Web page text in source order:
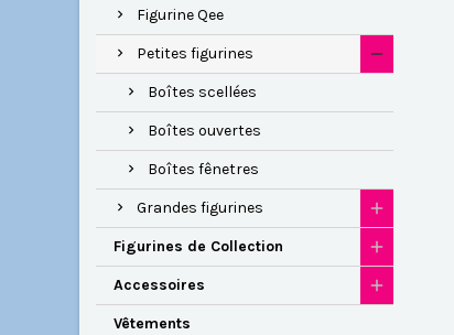
Figurine Qee
Petites figurines
Boîtes scellées
Boîtes ouvertes
Boîtes fênetres
Grandes figurines
Figurines de Collection
Accessoires
Vêtements